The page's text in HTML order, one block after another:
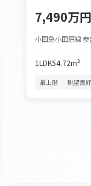
7,490万円
小田急小田原線
1LDK54.72m²
最上階 眺望良好